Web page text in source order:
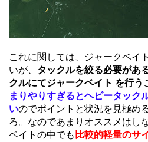
これに関しては、ジャークベイ
いが、 タックルを絞る必要があ
クルにてジャークベイト を行う
まりやりすぎるとヘビータック
いのでポイントと状況を見極め
ろ。なのであまりオススメはし
ベイトの中でも 比較的軽量のサ